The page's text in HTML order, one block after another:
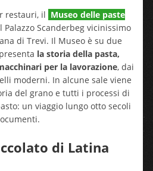
restauri, il Museo delle paste
Palazzo Scanderbeg vicinissimo
di Trevi. Il Museo è su due
la storia della pasta,
per la lavorazione, dai
moderni. In alcune sale viene
del grano e tutti i processi di
un viaggio lungo otto secoli
di Latina